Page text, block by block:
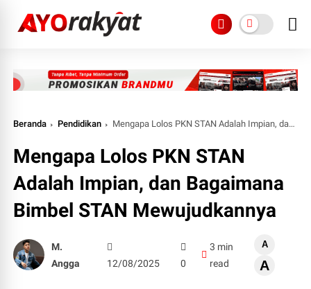
Beranda Pendidikan Mengapa Lolos PKN STAN Adalah Impian, dan Bagaimana Bimbel STAN Mewujudkannya
Mengapa Lolos PKN STAN
Adalah Impian, dan Bagaimana
Bimbel STAN Mewujudkannya
M.
Angga
12/08/2025 0
3 min
read
A
A